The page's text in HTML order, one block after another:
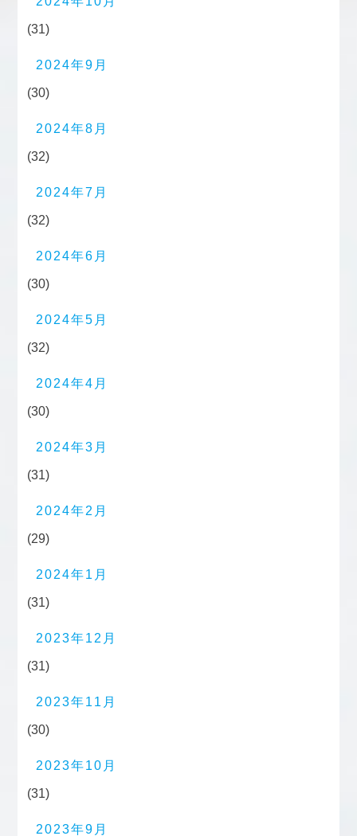
(31)
2024年9月
(30)
2024年8月
(32)
2024年7月
(32)
2024年6月
(30)
2024年5月
(32)
2024年4月
(30)
2024年3月
(31)
2024年2月
(29)
2024年1月
(31)
2023年12月
(31)
2023年11月
(30)
2023年10月
(31)
2023年9月